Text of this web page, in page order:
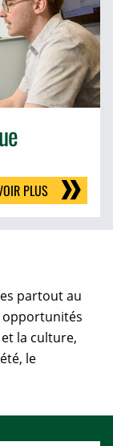
PLUS
partout au
opportunités
la culture,
le